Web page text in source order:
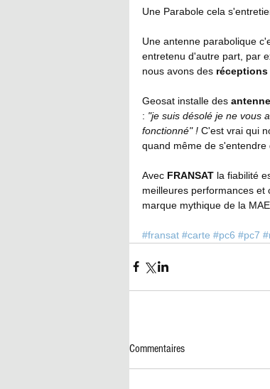
Une Parabole cela
Une antenne parabolique
entretenu d'autre part, par
nous avons des
Geosat installe des
: "je suis désolé je ne vous
fonctionné" ! C'est vrai qui
quand même de
Avec FRANSAT la fiabilité
meilleures performances et
marque mythique de la
#fransat #carte #pc6 #pc7
Commentaires